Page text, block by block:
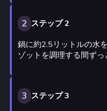
2 ステップ 2
鍋に約2.5リットルの水
ゾットを調理する間ずっ
3 ステップ 3